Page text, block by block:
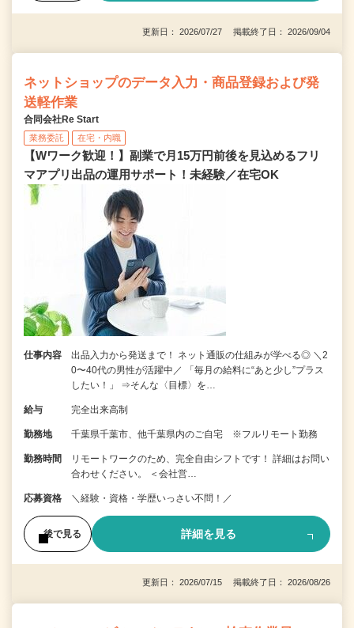
更新日： 2026/07/27 掲載終了日： 2026/09/04
ネットショップのデータ入力・商品登録および発
送軽作業
合同会社Re Start
業務委託 在宅・内職
【Wワーク歓迎！】副業で月15万円前後を見込めるフリ
マアプリ出品の運用サポート！未経験／在宅OK
仕事内容
出品入力から発送まで！ ネット通販の仕組みが学べる◎ ＼2
0〜40代の男性が活躍中／ 「毎月の給料に“あと少し”プラス
したい！」 ⇒そんな〈目標〉を…
給与 完全出来高制
勤務地 千葉県千葉市、他千葉県内のご自宅 ※フルリモート勤務
勤務時間
リモートワークのため、完全自由シフトです！ 詳細はお問い
合わせください。 ＜会社営…
応募資格 ＼経験・資格・学歴いっさい不問！／
後で見る 詳細を見る
更新日： 2026/07/15 掲載終了日： 2026/08/26